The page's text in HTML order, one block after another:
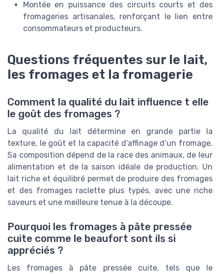
Montée en puissance des circuits courts et des
fromageries artisanales, renforçant le lien entre
consommateurs et producteurs.
Questions fréquentes sur le lait,
les fromages et la fromagerie
Comment la qualité du lait influence t elle
le goût des fromages ?
La qualité du lait détermine en grande partie la
texture, le goût et la capacité d’affinage d’un fromage.
Sa composition dépend de la race des animaux, de leur
alimentation et de la saison idéale de production. Un
lait riche et équilibré permet de produire des fromages
et des fromages raclette plus typés, avec une riche
saveurs et une meilleure tenue à la découpe.
Pourquoi les fromages à pâte pressée
cuite comme le beaufort sont ils si
appréciés ?
Les fromages à pâte pressée cuite, tels que le